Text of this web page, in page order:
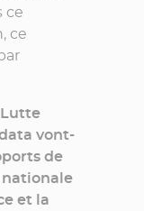
ce
ce
Lutte
vont-
de
nationale
et la